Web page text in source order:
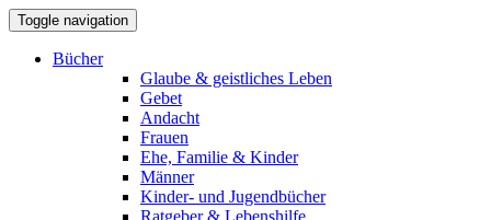
Toggle navigation
Bücher
Glaube & geistliches Leben
Gebet
Andacht
Frauen
Ehe, Familie & Kinder
Männer
Kinder- und Jugendbücher
Ratgeber & Lebenshilfe